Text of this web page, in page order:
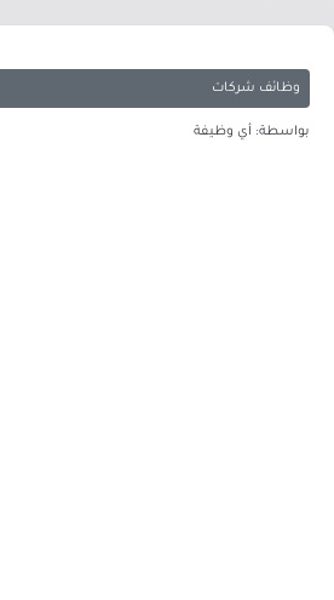
وظائف شركات
بواسطة: أي وظيفة